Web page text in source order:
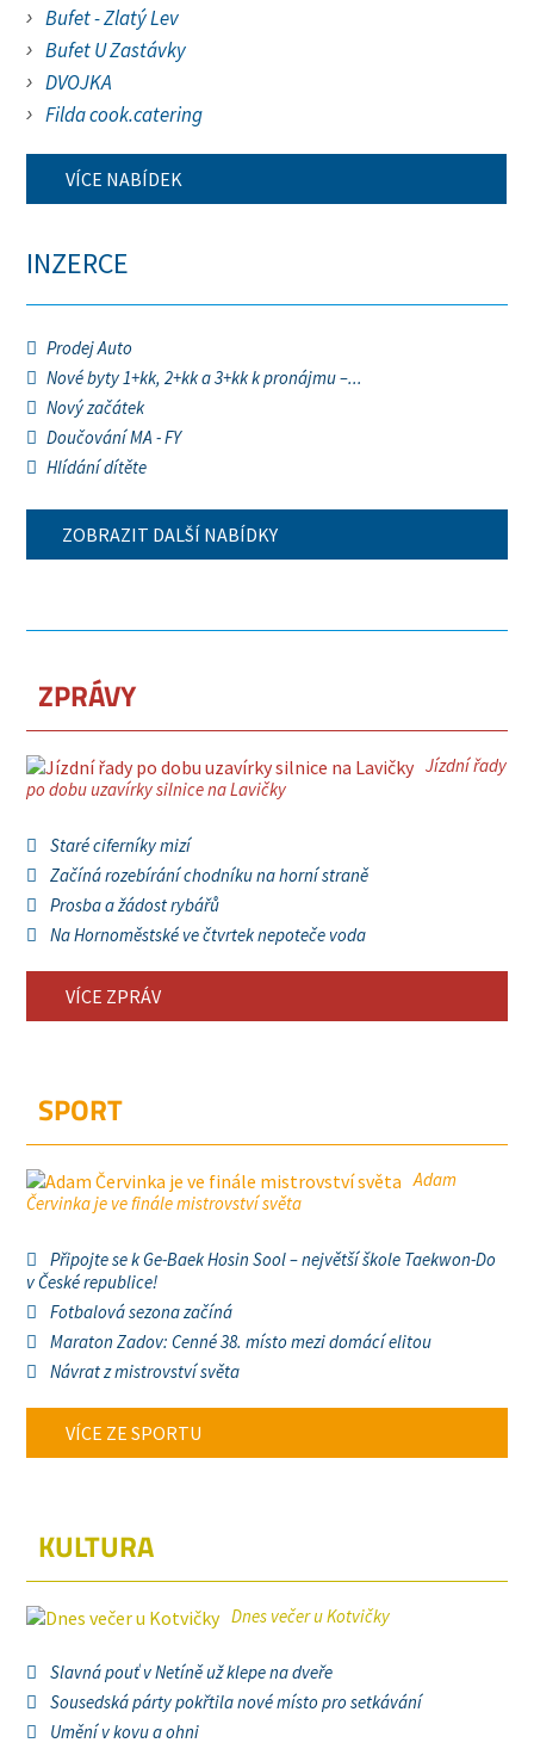
Bufet - Zlatý Lev
Bufet U Zastávky
DVOJKA
Filda cook.catering
VÍCE NABÍDEK
INZERCE
Prodej Auto
Nové byty 1+kk, 2+kk a 3+kk k pronájmu –...
Nový začátek
Doučování MA - FY
Hlídání dítěte
ZOBRAZIT DALŠÍ NABÍDKY
ZPRÁVY
Jízdní řady
po dobu uzavírky silnice na Lavičky
Staré ciferníky mizí
Začíná rozebírání chodníku na horní straně
Prosba a žádost rybářů
Na Hornoměstské ve čtvrtek nepoteče voda
VÍCE ZPRÁV
SPORT
Adam
Červinka je ve finále mistrovství světa
Připojte se k Ge-Baek Hosin Sool – největší škole Taekwon-Do
v České republice!
Fotbalová sezona začíná
Maraton Zadov: Cenné 38. místo mezi domácí elitou
Návrat z mistrovství světa
VÍCE ZE SPORTU
KULTURA
Dnes večer u Kotvičky
Slavná pouť v Netíně už klepe na dveře
Sousedská párty pokřtila nové místo pro setkávání
Umění v kovu a ohni